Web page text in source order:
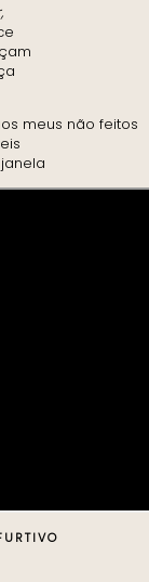
meus não feitos